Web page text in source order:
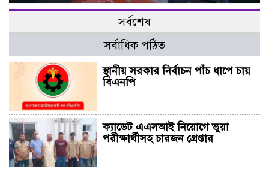
সর্বশেষ
সর্বাধিক পঠিত
স্থানীয় সরকার নির্বাচন পাঁচ ধাপে চায়
বিএনপি
ক্যাডেট এএসআই নিয়োগে ভুয়া
পরীক্ষার্থীসহ চারজন গ্রেপ্তার